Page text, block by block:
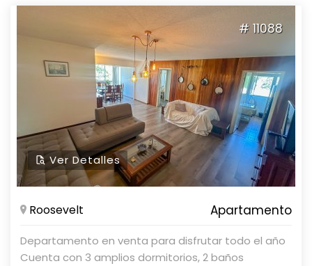
# 11088
Ver Detalles
Roosevelt Apartamento
Departamento en venta para disfrutar todo el año
Cuenta con 3 amplios dormitorios, 2 baños